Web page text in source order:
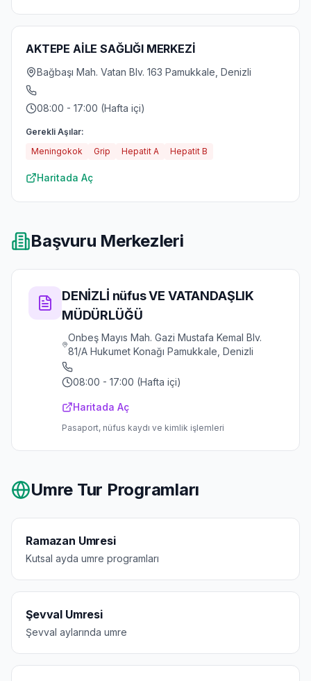
AKTEPE AİLE SAĞLIĞI MERKEZİ
Bağbaşı Mah. Vatan Blv. 163 Pamukkale, Denizli
08:00 - 17:00 (Hafta içi)
Gerekli Aşılar:
Meningokok
Grip Hepatit A Hepatit B
Haritada Aç
Başvuru Merkezleri
DENİZLİ nüfus VE VATANDAŞLIK
MÜDÜRLÜĞÜ
Onbeş Mayıs Mah. Gazi Mustafa Kemal Blv.
81/A Hukumet Konağı Pamukkale, Denizli
08:00 - 17:00 (Hafta içi)
Haritada Aç
Pasaport, nüfus kaydı ve kimlik işlemleri
Umre Tur Programları
Ramazan Umresi
Kutsal ayda umre programları
Şevval Umresi
Şevval aylarında umre